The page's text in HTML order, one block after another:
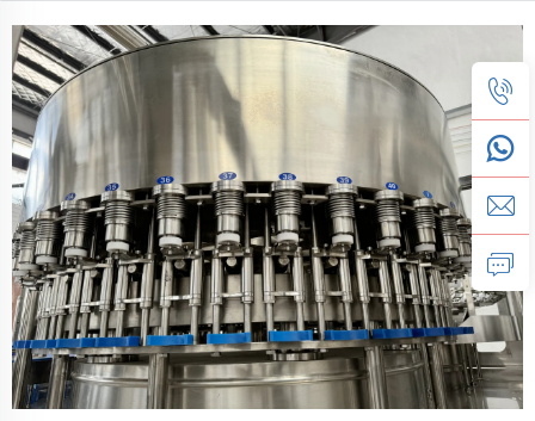
Блиском истоку". Захтевајте спецификације.